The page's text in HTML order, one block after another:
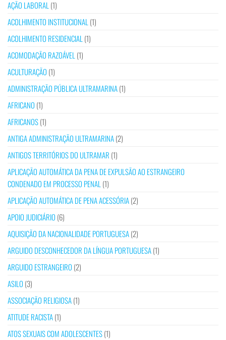
AÇÃO LABORAL (1)
ACOLHIMENTO INSTITUCIONAL (1)
ACOLHIMENTO RESIDENCIAL (1)
ACOMODAÇÃO RAZOÁVEL (1)
ACULTURAÇÃO (1)
ADMINISTRAÇÃO PÚBLICA ULTRAMARINA(1)
AFRICANO (1)
AFRICANOS(1)
ANTIGA ADMINISTRAÇÃO ULTRAMARINA(2)
ANTIGOS TERRITÓRIOS DO ULTRAMAR (1)
APLICAÇÃO AUTOMÁTICA DA PENA DE EXPULSÃO AO ESTRANGEIRO
CONDENADO EM PROCESSO PENAL (1)
APLICAÇÃO AUTOMÁTICA DE PENA ACESSÓRIA(2)
APOIO JUDICIÁRIO (6)
AQUISIÇÃO DA NACIONALIDADE PORTUGUESA(2)
ARGUIDO DESCONHECEDOR DA LÍNGUA PORTUGUESA(1)
ARGUIDO ESTRANGEIRO (2)
ASILO (3)
ASSOCIAÇÃO RELIGIOSA(1)
ATITUDE RACISTA(1)
ATOS SEXUAIS COM ADOLESCENTES(1)